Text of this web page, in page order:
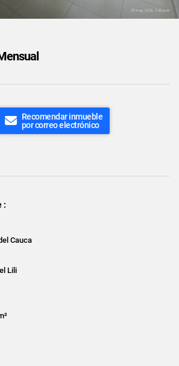
Recomendar inmueble
por correo electrónico
:
Cauca
Lili